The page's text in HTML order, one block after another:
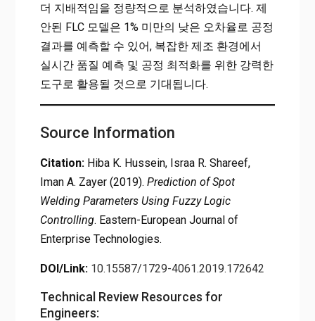
더 지배적임을 정량적으로 분석하였습니다. 제
안된 FLC 모델은 1% 미만의 낮은 오차율로 공정
결과를 예측할 수 있어, 복잡한 제조 환경에서
실시간 품질 예측 및 공정 최적화를 위한 강력한
도구로 활용될 것으로 기대됩니다.
Source Information
Citation:Hiba K. Hussein, Israa R. Shareef,
Iman A. Zayer (2019). Prediction of Spot
Welding Parameters Using Fuzzy Logic
Controlling. Eastern-European Journal of
Enterprise Technologies.
DOI/Link: 10.15587/1729-4061.2019.172642
Technical Review Resources for
Engineers: